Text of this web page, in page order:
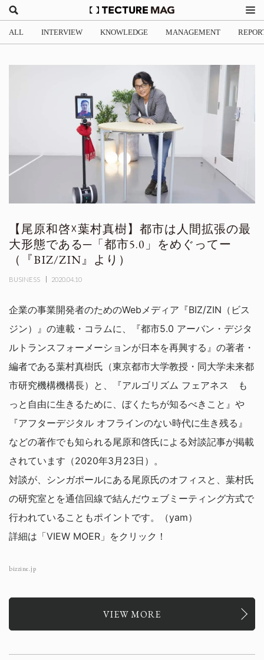
ALL INTERVIEW KNOWLEDGE MANAGEMENT
【尾原和啓☓葉村真樹】都市は人間拡張の最
大形態である─「都市5.0」をめぐってー
（『BIZ/ZIN』より）
BUSINESS 2020.04.10
企業の事業開発者のためのWebメディア『BIZ/ZIN（ビス
ジン）』の連載・コラムに、『都市5.0 アーバン・デジタ
ルトランスフォーメーションが日本を再興する』の著者・
編者である葉村真樹氏（東京都市大学教授・同大学未来都
市研究機構機構長）と、『アルゴリズム フェアネス も
っと自由に生きるために、ぼくたちが知るべきこと』や
『アフターデジタル オフラインのない時代に生き残る』
などの著作でも知られる尾原和啓氏による対談記事が掲載
されています（2020年3月23日）。
対談が、シンガポールにある尾原氏のオフィスと、葉村氏
の研究室とを通信回線で結んだウェブミーティング方式で
行われていることもポイントです。（yam）
詳細は「VIEW MOER」をクリック！
bizzine.jp
VIEW MORE